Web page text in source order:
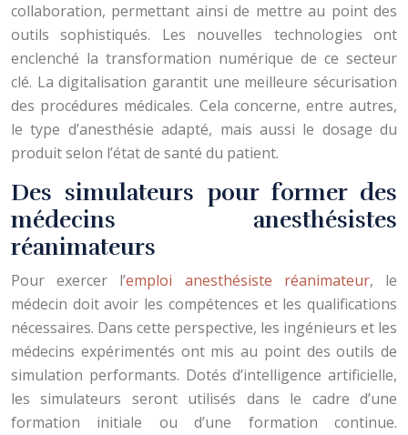
collaboration, permettant ainsi de mettre au point des
outils sophistiqués. Les nouvelles technologies ont
enclenché la transformation numérique de ce secteur
clé. La digitalisation garantit une meilleure sécurisation
des procédures médicales. Cela concerne, entre autres,
le type d’anesthésie adapté, mais aussi le dosage du
produit selon l’état de santé du patient.
Des simulateurs pour former des
médecins anesthésistes
réanimateurs
Pour exercer l’emploi anesthésiste réanimateur, le
médecin doit avoir les compétences et les qualifications
nécessaires. Dans cette perspective, les ingénieurs et les
médecins expérimentés ont mis au point des outils de
simulation performants. Dotés d’intelligence artificielle,
les simulateurs seront utilisés dans le cadre d’une
formation initiale ou d’une formation continue.